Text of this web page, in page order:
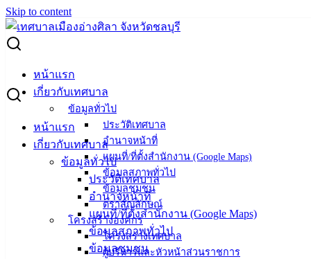
Skip to content
หน้าแรก
เกี่ยวกับเทศบาล
ข้อมูลทั่วไป
ประวัติเทศบาล
อำนาจหน้าที่
แผนที่/ที่ตั้งสำนักงาน (Google Maps)
ข้อมูลสภาพทั่วไป
ข้อมูลชุมชน
ตราสัญลักษณ์
โครงสร้างองค์กร
โครงสร้างเทศบาล
ผู้บริหารและหัวหน้าส่วนราชการ
หน้าแรก
เกี่ยวกับเทศบาล
ข้อมูลทั่วไป
ประวัติเทศบาล
อำนาจหน้าที่
แผนที่/ที่ตั้งสำนักงาน (Google Maps)
ข้อมูลสภาพทั่วไป
ข้อมูลชุมชน
Search for:
ประกาศผู้ชนะการเสนอราคา จ้างเช่าอุปกรณ์ในการพัฒนา
บุคคลด้านร่างกาย จำนวน 3 รายการ โดยวิธีเฉพาะเจาะจง
ประกาศผู้ชนะการเสนอราคา จ้างเช่า
อุปกรณ์ในการพัฒนาบุคคลด้านร่างกาย
จำนวน 3 รายการ โดยวิธีเฉพาะเจาะจง
มกราคม 10, 2023มกราคม 10, 2023 vichakarn
ประกาศผู้ชนะ
ระกาศผู้ชนะการเสนอราคา จ้างเช่าอุปกรณ์ในการพัฒนาบุคคล